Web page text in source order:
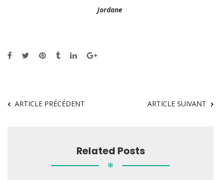
Jordane
ARTICLE PRÉCÉDENT ARTICLE SUIVANT
Related Posts
✻